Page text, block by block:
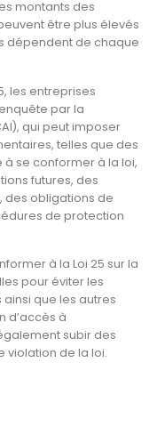
montants des
être plus élevés
dépendent de chaque
les entreprises
par la
qui peut imposer
telles que des
se conformer à la loi,
futures, des
des obligations de
de protection
à la Loi 25 sur la
pour éviter les
que les autres
d’accès à
subir des
violation de la loi.